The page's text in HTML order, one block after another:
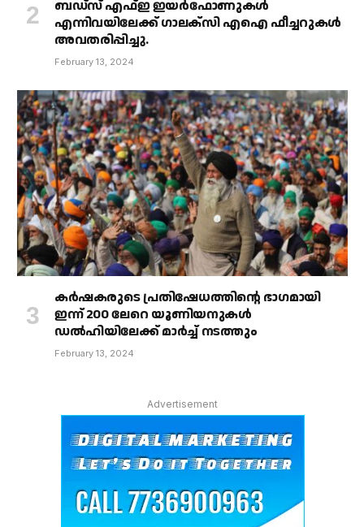
ബഡ്‌സ് എഫ്ഇ ഇയർഫോണുകൾ
എന്നിവയിലേക്ക് ഗാലക്‌സി എഐ ഫീച്ചറുകൾ
അവതരിപ്പിച്ചു.
February 13, 2024
കർഷകരുടെ പ്രതിഷേധത്തിൻ്റെ ഭാഗമായി
ഇന്ന് 200 ലേറെ യൂണിയനുകൾ
ഡൽഹിയിലേക്ക് മാർച്ച് നടത്തും
February 13, 2024
Advertisement